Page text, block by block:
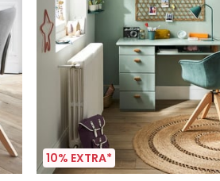
10% EXTRA*